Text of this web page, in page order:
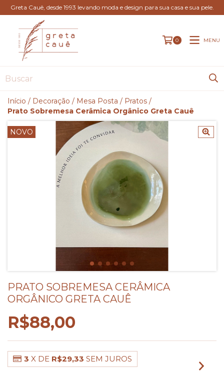
Greta Cauê, desde 1993 levando moda e design para sua casa e sua pele.
0 MENU
Início / Decoração / Mesa Posta / Pratos /
Prato Sobremesa Cerâmica Orgânico Greta Cauê
NOVO
PRATO SOBREMESA CERÂMICA
ORGÂNICO GRETA CAUÊ
R$88,00
3 X DE R$29,33 SEM JUROS